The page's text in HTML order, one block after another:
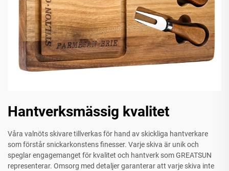
Hantverksmässig kvalitet
Våra valnöts skivare tillverkas för hand av skickliga hantverkare
som förstår snickarkonstens finesser. Varje skiva är unik och
speglar engagemanget för kvalitet och hantverk som GREATSUN
representerar. Omsorg med detaljer garanterar att varje skiva inte